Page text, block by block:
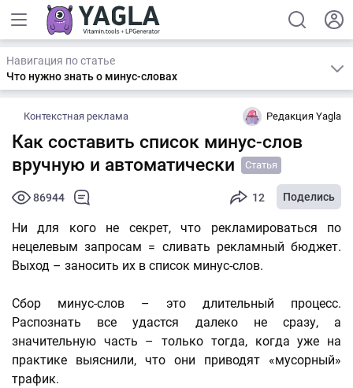
Навигация по статье
Что нужно знать о минус-словах
Контекстная реклама Редакция Yagla
Как составить список минус-слов
вручную и автоматически
Статья
86944 12 Поделись
Ни для кого не секрет, что рекламироваться по
нецелевым запросам = сливать рекламный бюджет.
Выход – заносить их в список минус-слов.
Сбор минус-слов – это длительный процесс.
Распознать все удастся далеко не сразу, а
значительную часть – только тогда, когда уже на
практике выяснили, что они приводят «мусорный»
трафик.